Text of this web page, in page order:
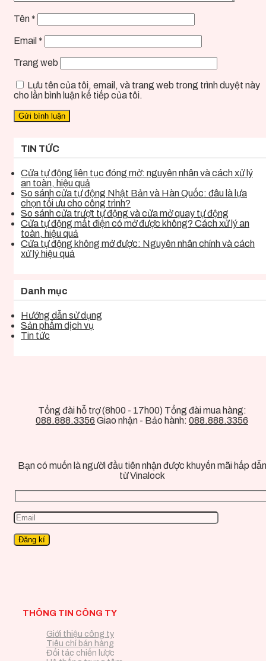
Tên *
Email *
Trang web
Lưu tên của tôi, email, và trang web trong trình duyệt này
cho lần bình luận kế tiếp của tôi.
TIN TỨC
Cửa tự động liên tục đóng mở: nguyên nhân và cách xử lý
an toàn, hiệu quả
So sánh cửa tự động Nhật Bản và Hàn Quốc: đâu là lựa
chọn tối ưu cho công trình?
So sánh cửa trượt tự động và cửa mở quay tự động
Cửa tự động mất điện có mở được không? Cách xử lý an
toàn, hiệu quả
Cửa tự động không mở được: Nguyên nhân chính và cách
xử lý hiệu quả
Danh mục
Hướng dẫn sử dụng
Sản phẩm dịch vụ
Tin tức
Tổng đài hỗ trợ (8h00 - 17h00) Tổng đài mua hàng:
088.888.3356 Giao nhận - Bảo hành: 088.888.3356
Bạn có muốn là người đầu tiên nhận được khuyến mãi hấp dẫn
từ Vinalock
THÔNG TIN CÔNG TY
Giới thiệu công ty
Tiêu chí bán hàng
Đối tác chiến lược